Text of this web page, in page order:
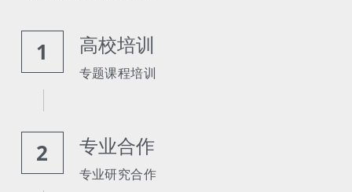
1 高校培训
专题课程培训
2 专业合作
专业研究合作